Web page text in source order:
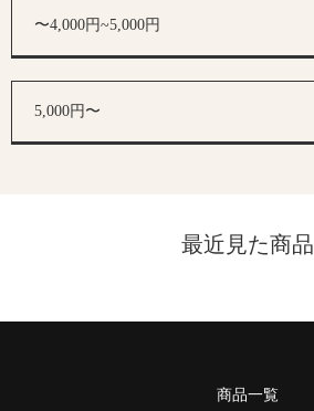
〜4,000円~5,000円
5,000円〜
最近見た商品
商品一覧